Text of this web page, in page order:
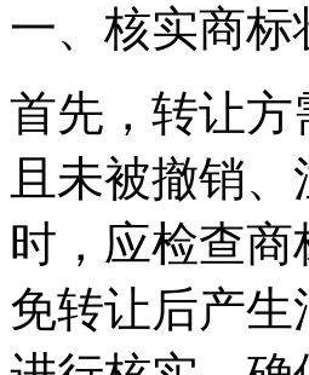
一、核实商标
首先，转让
且未被撤销
时，应检查
免转让后产